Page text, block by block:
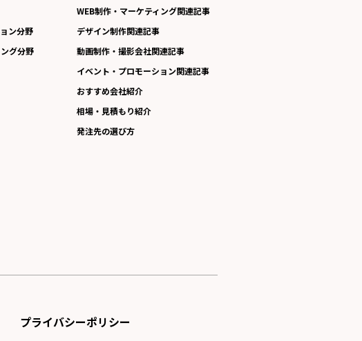
ン分野
グ分野
WEB制作・マーケティング関連記事
デザイン制作関連記事
動画制作・撮影会社関連記事
イベント・プロモーション関連記事
おすすめ会社紹介
相場・見積もり紹介
発注先の選び方
プライバシーポリシー